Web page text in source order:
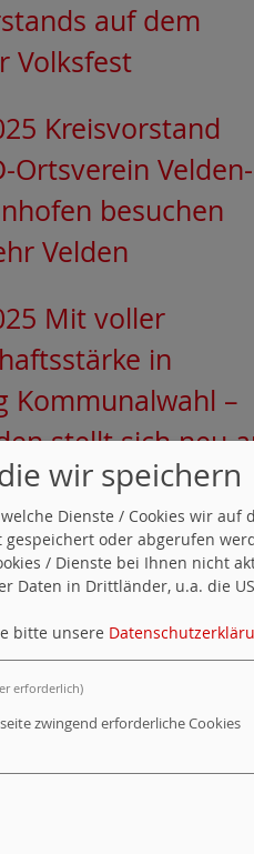
auf dem
Volksfest
Kreisvorstand
Ortsverein Velden-
besuchen
Velden
Mit voller
in
Kommunalwahl –
stellt sich neu
Erfolgreicher
in
Ankündigung:
Jerry Valentin
wir speichern
Dienste / Cookies wir
oder abgerufen
/ Dienste bei Ihnen nicht
Daten in Drittländer, u.a. die
bitte unsere
erforderlich)
zwingend erforderliche Cookies